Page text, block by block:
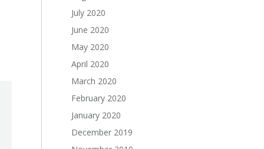
July 2020
June 2020
May 2020
April 2020
March 2020
February 2020
January 2020
December 2019